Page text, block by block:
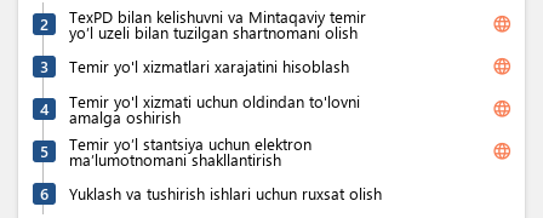
2 TexPD bilan kelishuvni va Mintaqaviy temir
yo’l uzeli bilan tuzilgan shartnomani olish language
3 Temir yo'l xizmatlari xarajatini hisoblash language
4 Temir yo'l xizmati uchun oldindan to'lovni
amalga oshirish language
5 Temir yo’l stantsiya uchun elektron
ma’lumotnomani shakllantirish language
6 Yuklash va tushirish ishlari uchun ruxsat olish